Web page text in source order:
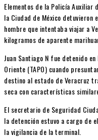
Elementos de la Policía Auxiliar
la Ciudad de México detuvieron
hombre que intentaba viajar a
kilogramos de aparente
Juan Santiago N fue detenido
Oriente (TAPO) cuando
destino al estado de Veracruz
seca con características
El secretario de Seguridad
la detención estuvo a cargo de
la vigilancia de la terminal.